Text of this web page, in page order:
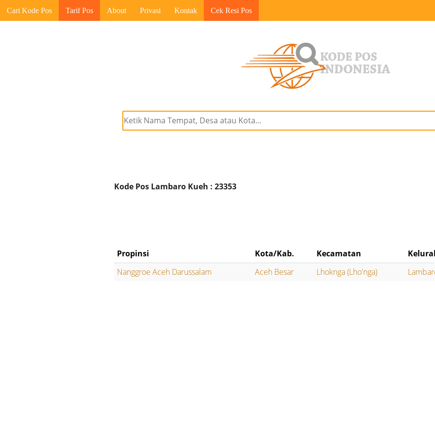
Cari Kode Pos Tarif Pos About Privasi Kontak Cek Resi Pos
Kode Pos Lambaro Kueh : 23353
Propinsi Kota/Kab. Kecamatan
Nanggroe Aceh Darussalam
Aceh Besar Lhoknga (Lho'nga)